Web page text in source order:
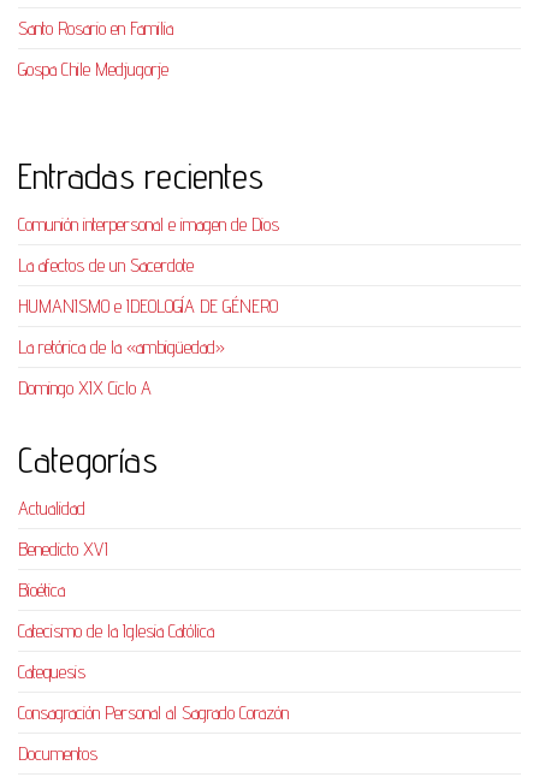
Santo Rosario en Familia
Gospa Chile Medjugorje
Entradas recientes
Comunión interpersonal e imagen de Dios
La afectos de un Sacerdote
HUMANISMO e IDEOLOGÍA DE GÉNERO
La retórica de la «ambigüedad»
Domingo XIX Ciclo A
Categorías
Actualidad
Benedicto XVI
Bioética
Catecismo de la Iglesia Católica
Catequesis
Consagración Personal al Sagrado Corazón
Documentos